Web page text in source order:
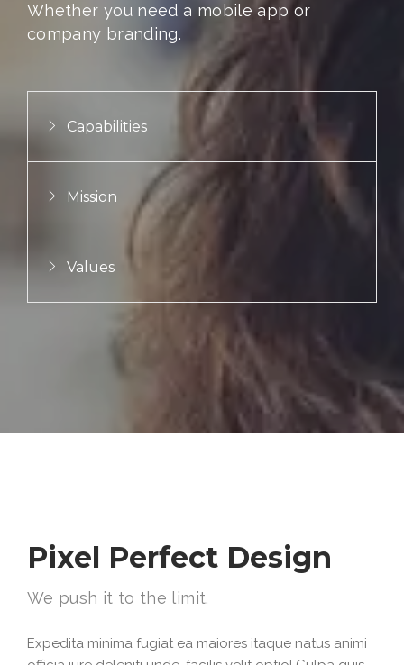
Whether you need a mobile app or
company branding.
Capabilities
Mission
Values
Pixel Perfect Design
We push it to the limit.
Expedita minima fugiat ea maiores itaque natus animi